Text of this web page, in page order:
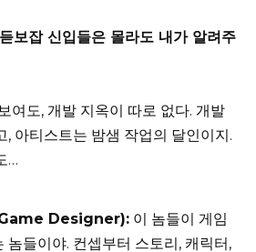
보잡 신입들은 몰라도 내가 알려주
여도, 개발 지옥이 따로 없다. 개발
, 아티스트는 밤샘 작업의 달인이지.
…
Designer): 이 놈들이 게임
놈들이야. 컨셉부터 스토리, 캐릭터,